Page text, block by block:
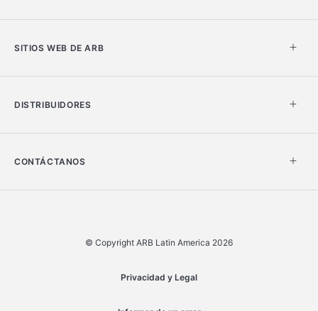
SITIOS WEB DE ARB
DISTRIBUIDORES
CONTÁCTANOS
© Copyright ARB Latin America 2026
Privacidad y Legal